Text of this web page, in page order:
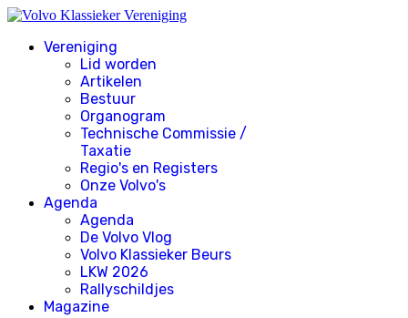
Vereniging
Lid worden
Artikelen
Bestuur
Organogram
Technische Commissie /
Taxatie
Regio's en Registers
Onze Volvo's
Agenda
Agenda
De Volvo Vlog
Volvo Klassieker Beurs
LKW 2026
Rallyschildjes
Magazine